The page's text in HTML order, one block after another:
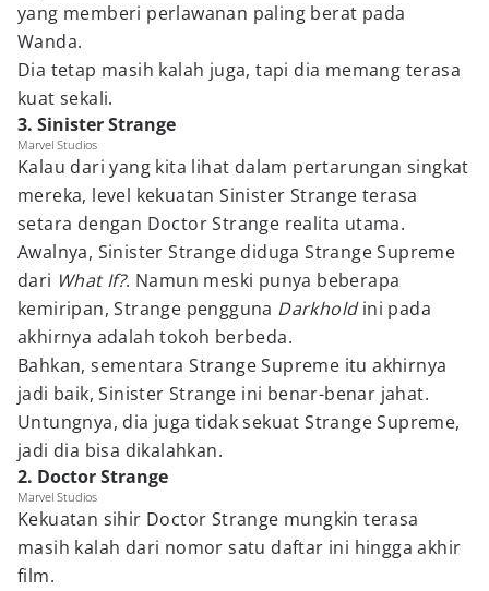
yang memberi perlawanan paling berat pada
Wanda.
Dia tetap masih kalah juga, tapi dia memang terasa
kuat sekali.
3. Sinister Strange
Marvel Studios
Kalau dari yang kita lihat dalam pertarungan singkat
mereka, level kekuatan Sinister Strange terasa
setara dengan Doctor Strange realita utama.
Awalnya, Sinister Strange diduga Strange Supreme
dari What If?. Namun meski punya beberapa
kemiripan, Strange pengguna Darkholdini pada
akhirnya adalah tokoh berbeda.
Bahkan, sementara Strange Supreme itu akhirnya
jadi baik, Sinister Strange ini benar-benar jahat.
Untungnya, dia juga tidak sekuat Strange Supreme,
jadi dia bisa dikalahkan.
2. Doctor Strange
Marvel Studios
Kekuatan sihir Doctor Strange mungkin terasa
masih kalah dari nomor satu daftar ini hingga akhir
film.